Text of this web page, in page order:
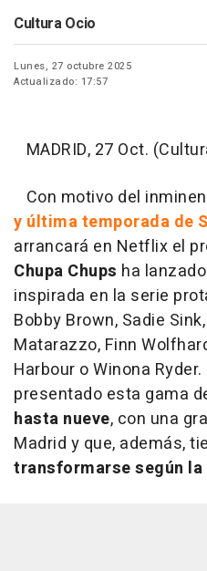
Cultura Ocio
Lunes, 27 octubre 2025
Actualizado: 17:57
MADRID, 27 Oct.
Con motivo del
y última temporada de
arrancará en Netflix el
Chupa Chups ha
inspirada en la serie
Bobby Brown, Sadie
Matarazzo, Finn
Harbour o Winona
presentado esta gama
hasta nueve, con una
Madrid y que, además,
transformarse según la